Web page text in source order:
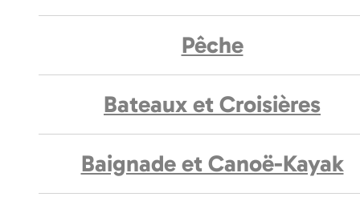
Pêche
Bateaux et Croisières
Baignade et Canoë-Kayak